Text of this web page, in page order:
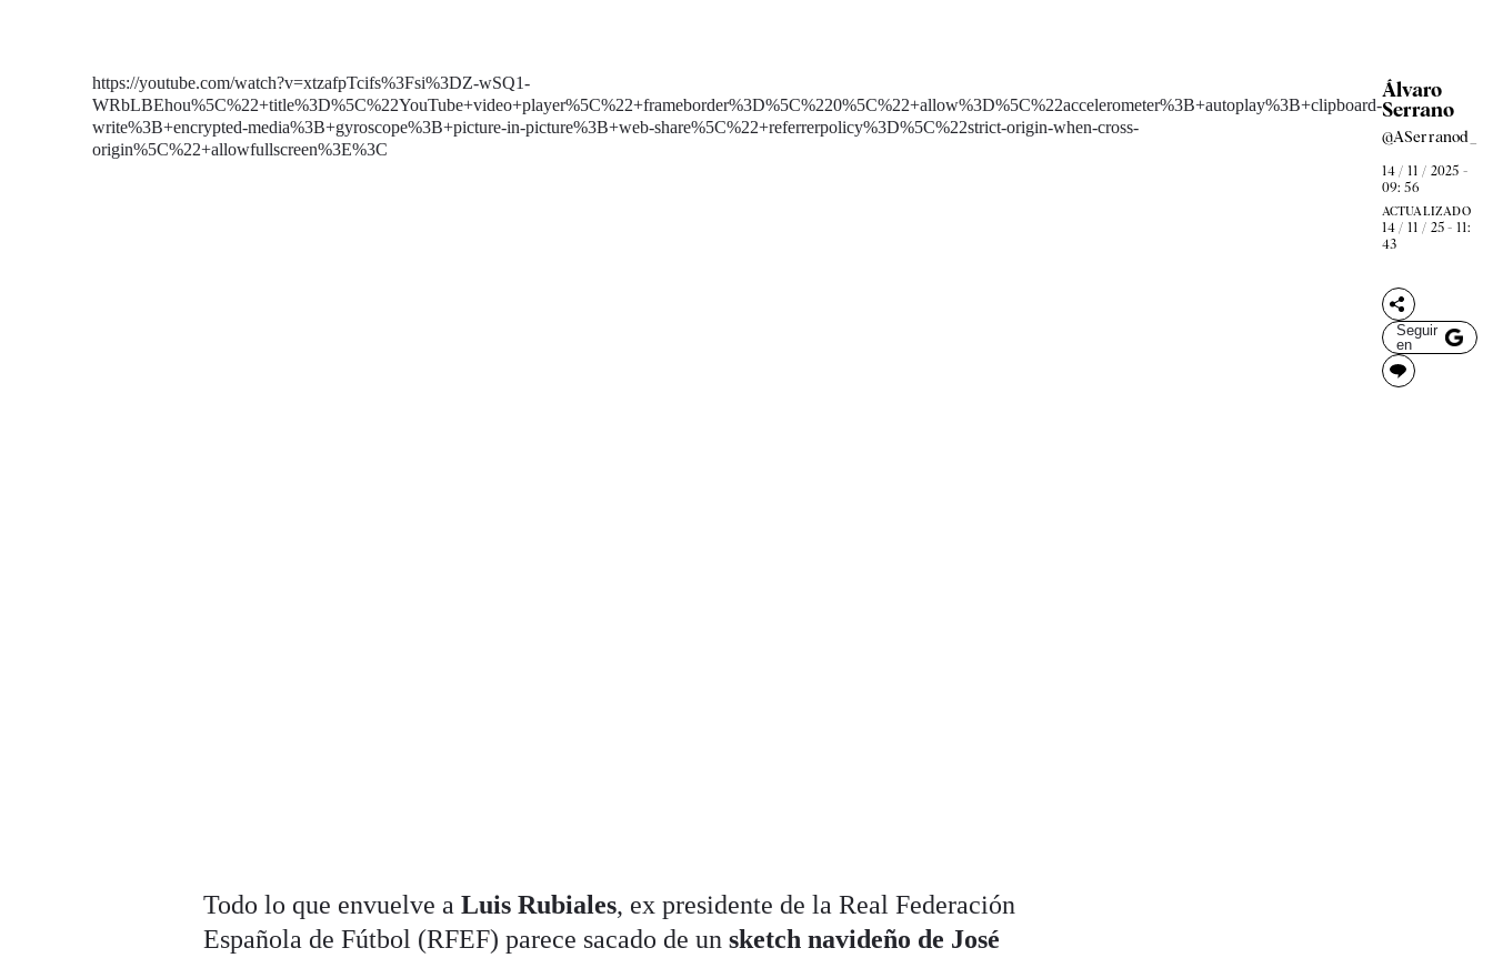
https://youtube.com/watch?v=xtzafpTcifs%3Fsi%3DZ-wSQ1-
WRbLBEhou%5C%22+title%3D%5C%22YouTube+video+player%5C%22+frameborder%3D%5C%220%5C%22+allow%3D%5C%22accelerometer%3B+autoplay%3B+clipboard-
write%3B+encrypted-media%3B+gyroscope%3B+picture-in-picture%3B+web-share%5C%22+referrerpolicy%3D%5C%22strict-origin-when-cross-
origin%5C%22+allowfullscreen%3E%3C
Álvaro
Serrano
@ASerranod_
14 / 11 / 2025 -
09: 56
ACTUALIZADO
14 / 11 / 25 - 11:
43
Seguir
en
Todo lo que envuelve aLuis Rubiales, ex presidente de la Real Federación
Española de Fútbol (RFEF) parece sacado de unsketch navideño de José